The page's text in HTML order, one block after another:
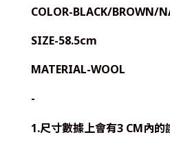
COLOR-BLACK/BROWN/
SIZE-58.5cm
MATERIAL-WOOL
-
1.尺寸數據上會有3 CM內的